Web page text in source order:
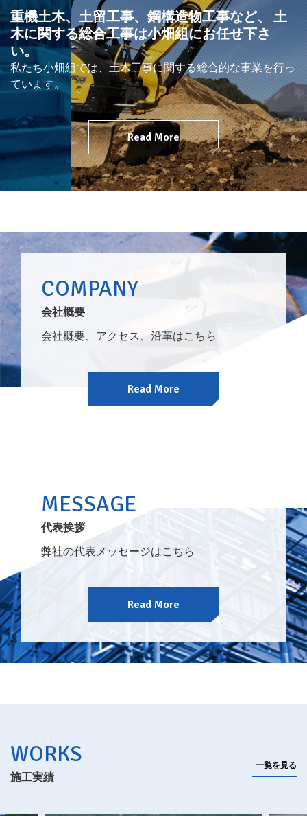
重機土木、土留工事、鋼構造物工事など、
土
木に関する総合工事は小畑組にお任せ下さ
い。
私たち小畑組では、土木工事に関する総合的な事業を行っ
ています。
Read More
COMPANY
会社概要
会社概要、アクセス、沿革はこちら
Read More
MESSAGE
代表挨拶
弊社の代表メッセージはこちら
Read More
WORKS
施工実績
一覧を見る